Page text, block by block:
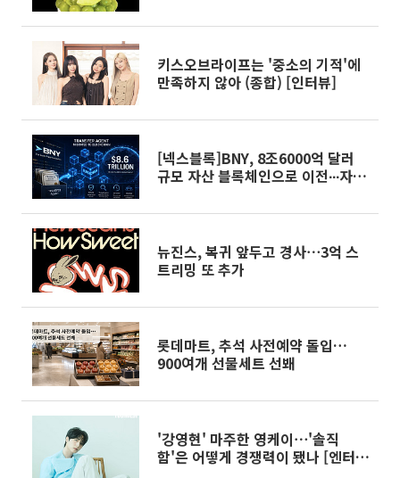
키스오브라이프는 '중소의 기적'에
만족하지 않아 (종합) [인터뷰]
[넥스블록]BNY, 8조6000억 달러
규모 자산 블록체인으로 이전∙∙∙자산
뉴진스, 복귀 앞두고 경사⋯3억 스
트리밍 또 추가
롯데마트, 추석 사전예약 돌입…
900여개 선물세트 선봬
'강영현' 마주한 영케이⋯'솔직
함'은 어떻게 경쟁력이 됐나 [엔터로